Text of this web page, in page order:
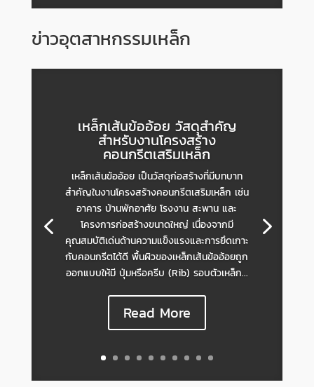
ข่าวอุตสาหกรรมเหล็ก
เหล็กเส้นข้ออ้อย วัสดุสำคัญ
สำหรับงานโครงสร้าง
คอนกรีตเสริมเหล็ก
เหล็กเส้นข้ออ้อย เป็นวัสดุก่อสร้างที่มีบทบาท
สำคัญในงานโครงสร้างคอนกรีตเสริมเหล็ก เช่น
อาคาร บ้านพักอาศัย โรงงาน สะพาน และ
โครงการก่อสร้างขนาดใหญ่ เนื่องจากมี
คุณสมบัติเด่นด้านความแข็งแรงและการยึดเกาะ
กับคอนกรีตได้ดี พื้นผิวของเหล็กเส้นข้ออ้อยถูก
ออกแบบให้มี ปุ่มหรือครีบ (Rib) รอบตัวเหล็ก...
Read More